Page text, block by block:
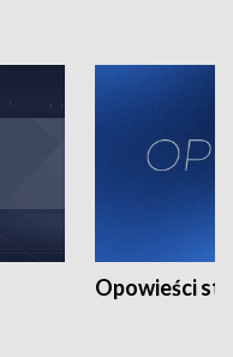
Opowieści